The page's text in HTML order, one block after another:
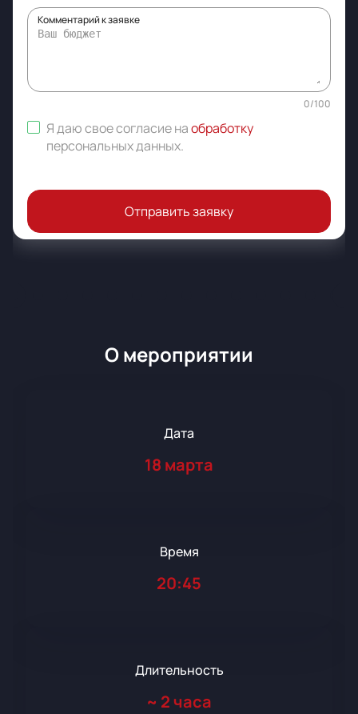
Комментарий к заявке
0/100
Я даю свое согласие наобработку
персональных данных.
Отправить заявку
О мероприятии
Дата
18 марта
Время
20:45
Длительность
~ 2 часа